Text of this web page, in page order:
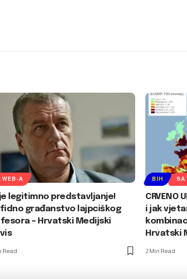
WEB-A
legitimno predstavljanje!
građanstvo lajpciškog
– Hrvatski Medijski
Read
BIH SA
CRVENO
i jak
Hrvatski
2 Min Read